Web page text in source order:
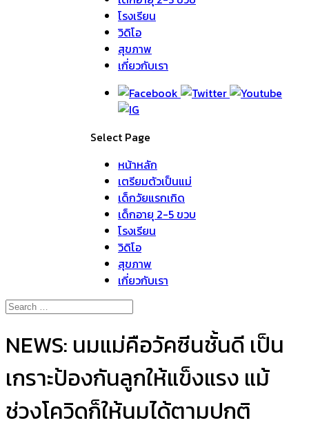
โรงเรียน
วิดิโอ
สุขภาพ
เกี่ยวกับเรา
Select Page
หน้าหลัก
เตรียมตัวเป็นแม่
เด็กวัยแรกเกิด
เด็กอายุ 2-5 ขวบ
โรงเรียน
วิดิโอ
สุขภาพ
เกี่ยวกับเรา
NEWS: นมแม่คือวัคซีนชั้นดี เป็น
เกราะป้องกันลูกให้แข็งแรง แม้
ช่วงโควิดก็ให้นมได้ตามปกติ